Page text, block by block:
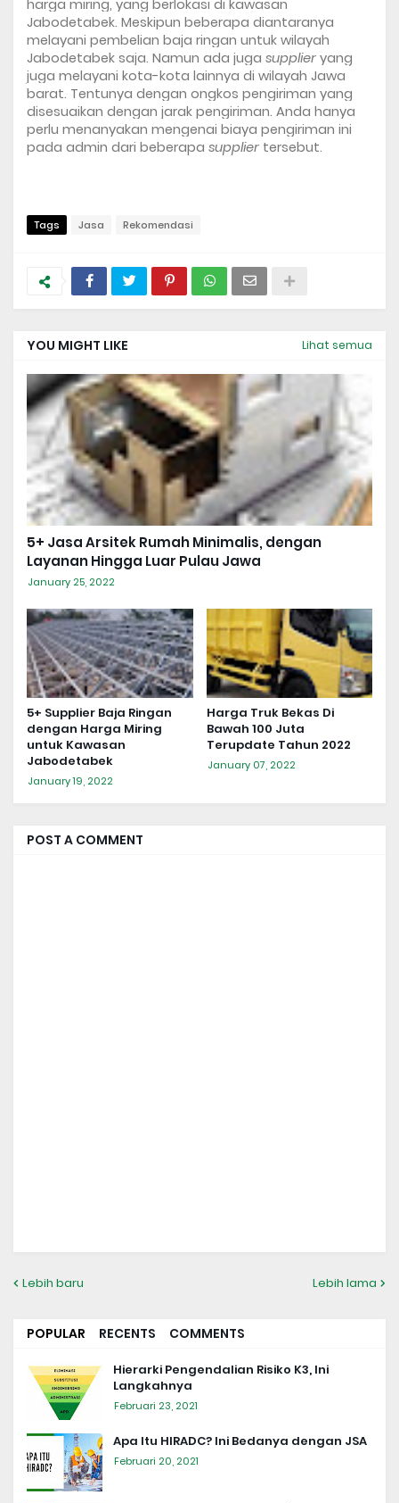
harga miring, yang berlokasi di kawasan
Jabodetabek. Meskipun beberapa diantaranya
melayani pembelian baja ringan untuk wilayah
Jabodetabek saja. Namun ada juga supplier yang
juga melayani kota-kota lainnya di wilayah Jawa
barat. Tentunya dengan ongkos pengiriman yang
disesuaikan dengan jarak pengiriman. Anda hanya
perlu menanyakan mengenai biaya pengiriman ini
pada admin dari beberapa supplier tersebut.
Tags Jasa Rekomendasi
YOU MIGHT LIKE Lihat semua
5+ Jasa Arsitek Rumah Minimalis, dengan
Layanan Hingga Luar Pulau Jawa
January 25, 2022
5+ Supplier Baja Ringan
dengan Harga Miring
untuk Kawasan
Jabodetabek
January 19, 2022
Harga Truk Bekas Di
Bawah 100 Juta
Terupdate Tahun 2022
January 07, 2022
POST A COMMENT
Lebih baru Lebih lama
POPULAR RECENTS COMMENTS
Hierarki Pengendalian Risiko K3, Ini
Langkahnya
Februari 23, 2021
Apa Itu HIRADC? Ini Bedanya dengan JSA
Februari 20, 2021